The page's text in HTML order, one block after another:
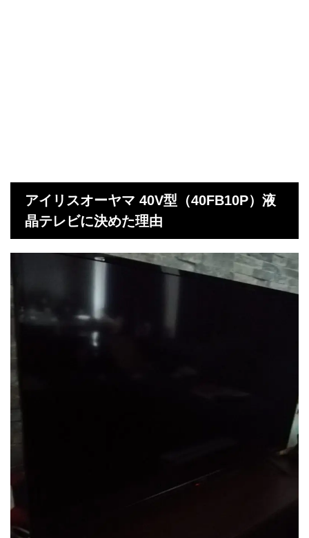
アイリスオーヤマ 40V型（40FB10P）液
晶テレビに決めた理由